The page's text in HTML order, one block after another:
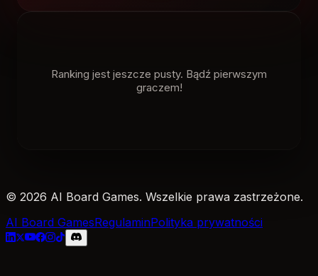
Ranking jest jeszcze pusty. Bądź pierwszym
graczem!
© 2026 AI Board Games. Wszelkie prawa zastrzeżone.
AI Board GamesRegulaminPolityka prywatności